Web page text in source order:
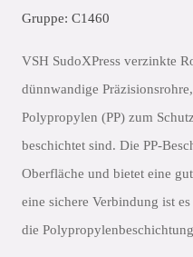
Gruppe: C1460
VSH SudoXPress verzinkte
dünnwandige
Polypropylen (PP) zum
beschichtet sind. Die PP-
Oberfläche und bietet eine
eine sichere Verbindung ist
die